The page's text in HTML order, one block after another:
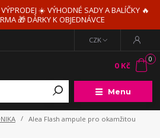
☀️ VÝHODNÉ SADY A BALÍČKY 🔥
🎁 DÁRKY K OBJEDNÁVCE
Menu
CZK
0
0 Kč
Alea Flash ampule pro okamžitou